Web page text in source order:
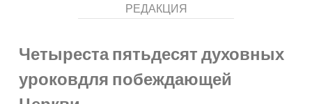
РЕДАКЦИЯ
Четыреста пятьдесят духовных
уроковдля побеждающей